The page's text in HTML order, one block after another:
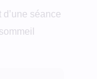
séance